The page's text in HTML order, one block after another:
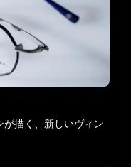
描く、新しいヴィン